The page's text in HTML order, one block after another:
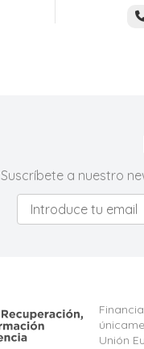
Suscríbete a nuestro
Unión